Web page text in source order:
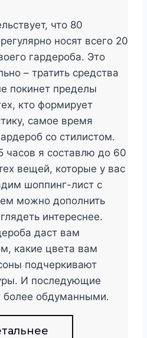
что 80
носят всего 20
гардероба. Это
– тратить средства
покинет пределы
кто формирует
самое время
со стилистом.
часов я составлю до 60
вещей, которые у вас
шоппинг-лист с
можно дополнить
интереснее.
даст вам
какие цвета вам
подчеркивают
И последующие
более обдуманными.